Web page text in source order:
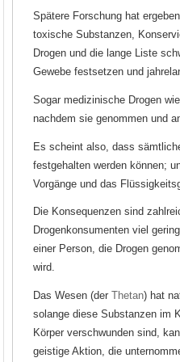
Spätere Forschung hat
toxische Substanzen,
Drogen und die lange Liste
Gewebe festsetzen und
Sogar medizinische Drogen
nachdem sie genommen und
Es scheint also, dass
festgehalten werden können;
Vorgänge und das
Die Konsequenzen sind
Drogenkonsumenten viel
einer Person, die Drogen
wird.
Das Wesen (der Thetan) hat
solange diese Substanzen im
Körper verschwunden sind,
geistige Aktion, die